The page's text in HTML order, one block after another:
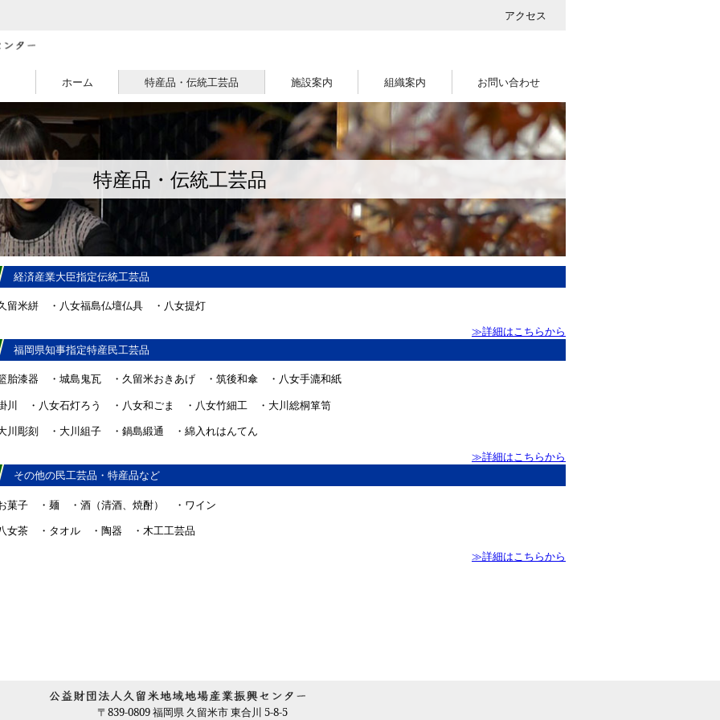
アクセス
ホーム 特産品・伝統工芸品 施設案内 組織案内 お問い合わせ
特産品・伝統工芸品
経済産業大臣指定伝統工芸品
留米絣 ・八女福島仏壇仏具 ・八女提灯
≫詳細はこちらから
福岡県知事指定特産民工芸品
胎漆器 ・城島鬼瓦 ・久留米おきあげ ・筑後和傘 ・八女手漉和紙
川 ・八女石灯ろう ・八女和ごま ・八女竹細工 ・大川総桐箪笥
川彫刻 ・大川組子 ・鍋島緞通 ・綿入れはんてん
≫詳細はこちらから
その他の民工芸品・特産品など
菓子 ・麺 ・酒（清酒、焼酎） ・ワイン
女茶 ・タオル ・陶器 ・木工工芸品
≫詳細はこちらから
〒839-0809 福岡県 久留米市 東合川 5-8-5